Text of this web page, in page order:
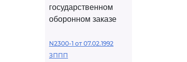
государственном
оборонном заказе
N2300-1 от 07.02.1992
ЗППП